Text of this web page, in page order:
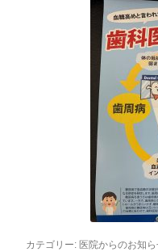
カテゴリー: 医院からのお知